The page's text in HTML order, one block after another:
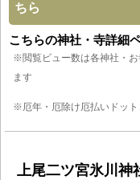
ちら
こちらの神社・寺詳細
※閲覧ビュー数は各神社・
ます
※厄年・厄除け厄払いドッ
上尾二ツ宮氷川神